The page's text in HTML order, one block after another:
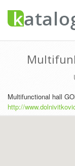
Multifunctional hall
http://